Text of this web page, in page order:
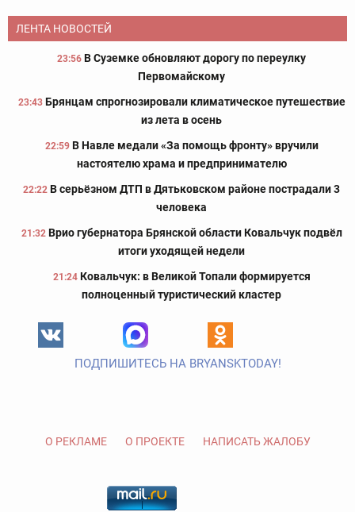
ЛЕНТА НОВОСТЕЙ
23:56 В Суземке обновляют дорогу по переулку
Первомайскому
23:43 Брянцам спрогнозировали климатическое путешествие
из лета в осень
22:59 В Навле медали «За помощь фронту» вручили
настоятелю храма и предпринимателю
22:22 В серьёзном ДТП в Дятьковском районе пострадали 3
человека
21:32 Врио губернатора Брянской области Ковальчук подвёл
итоги уходящей недели
21:24 Ковальчук: в Великой Топали формируется
полноценный туристический кластер
ПОДПИШИТЕСЬ НА BRYANSKTODAY!
О РЕКЛАМЕ О ПРОЕКТЕ НАПИСАТЬ ЖАЛОБУ